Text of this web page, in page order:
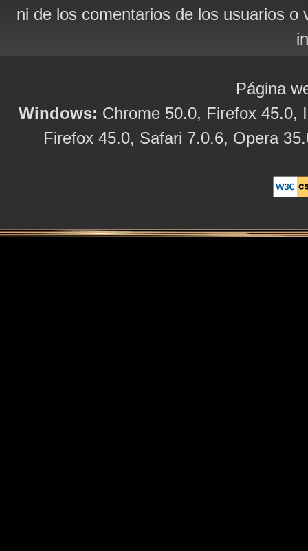
ni de los comentarios de los usuarios
Página
Windows: Chrome 50.0, Firefox 45.0,
Firefox 45.0, Safari 7.0.6, Opera